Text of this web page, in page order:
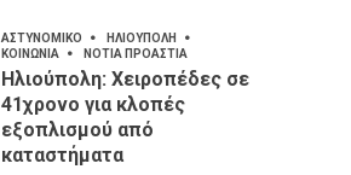
ΑΣΤΥΝΟΜΙΚΟ
ΗΛΙΟΥΠΟΛΗ
ΚΟΙΝΩΝΙΑ
ΝΟΤΙΑ ΠΡΟΑΣΤΙΑ
Ηλιούπολη: Χειροπέδες σε
41χρονο για κλοπές
εξοπλισμού από
καταστήματα